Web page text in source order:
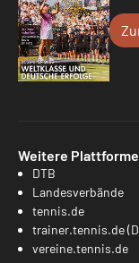
Weitere
DTB
Landesverbände
tennis.de
trainer.tennis.de
vereine.tennis.de